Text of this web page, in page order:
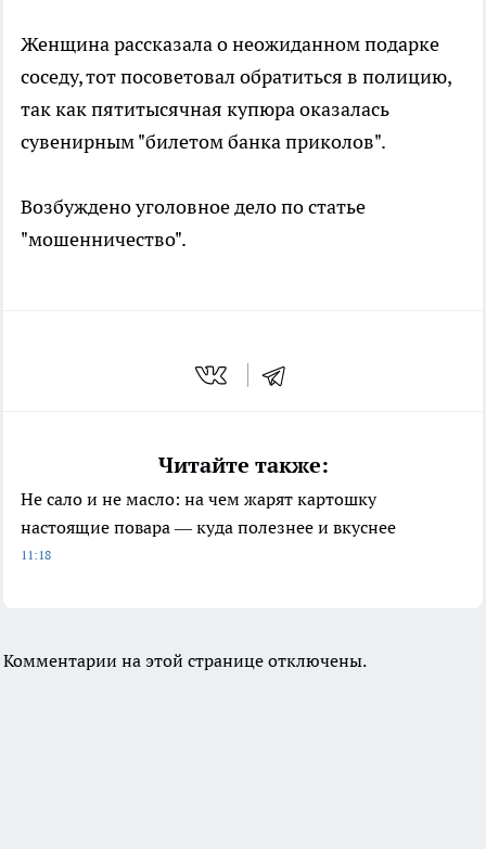
Женщина рассказала о неожиданном подарке
соседу, тот посоветовал обратиться в полицию,
так как пятитысячная купюра оказалась
сувенирным "билетом банка приколов".
Возбуждено уголовное дело по статье
"мошенничество".
Читайте также:
Не сало и не масло: на чем жарят картошку
настоящие повара — куда полезнее и вкуснее
11:18
Комментарии на этой странице отключены.